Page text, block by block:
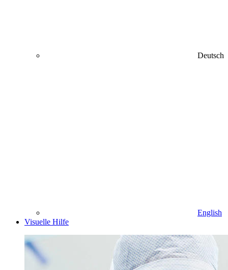
Deutsch
English
Visuelle Hilfe